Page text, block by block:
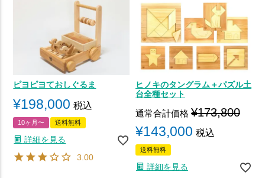
ピヨピヨておしぐるま
¥198,000 税込
10ヶ月〜 送料無料
詳細を見る
3.00
ヒノキのタングラム＋パズル土
台全種セット
通常合計価格 ¥173,800
¥143,000 税込
送料無料
詳細を見る